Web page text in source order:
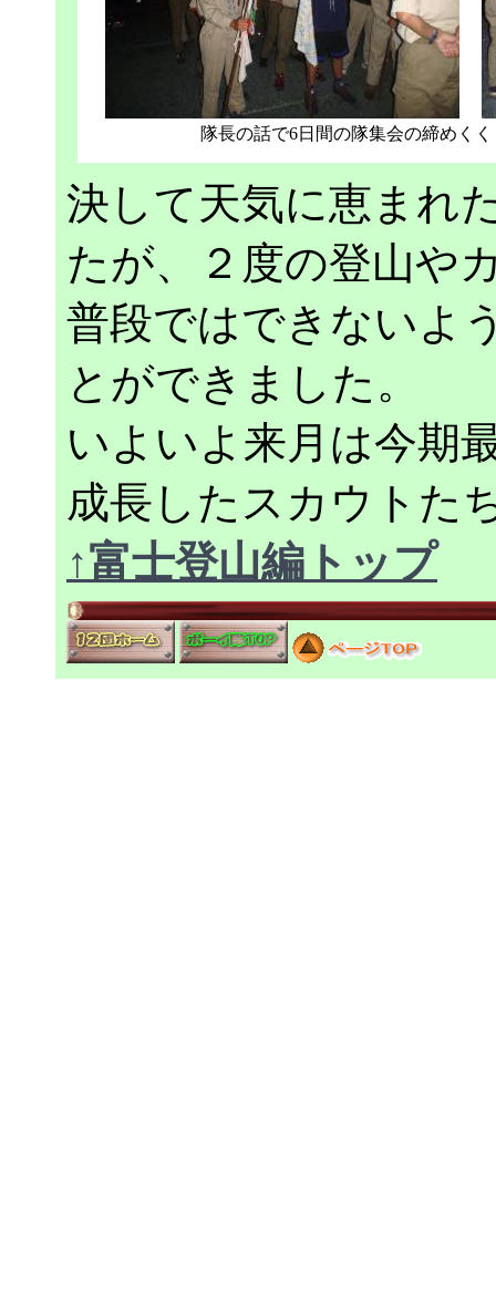
隊長の話で6日間の隊集会の締めく
決して天気に恵まれ
たが、２度の登山や
普段ではできないよ
とができました。
いよいよ来月は今期
成長したスカウトた
↑富士登山編トップ